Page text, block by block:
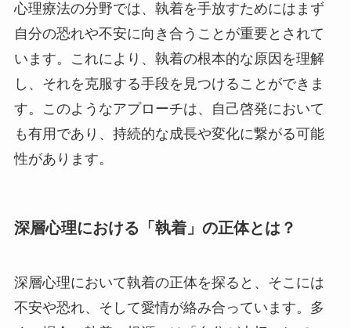
心理療法の分野では、執着を手放すためにはまず
自分の恐れや不安に向き合うことが重要とされて
います。これにより、執着の根本的な原因を理解
し、それを克服する手段を見つけることができま
す。このようなアプローチは、自己啓発において
も有用であり、持続的な成長や変化に繋がる可能
性があります。
深層心理における「執着」の正体とは？
深層心理において執着の正体を探ると、そこには
不安や恐れ、そして愛情が絡み合っています。多